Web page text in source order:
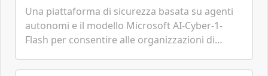
Una piattaforma di sicurezza basata su agenti
autonomi e il modello Microsoft AI-Cyber-1-
Flash per consentire alle organizzazioni di
gestione continua del rischio.